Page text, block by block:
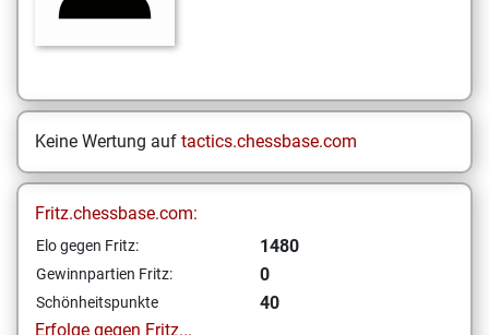
Keine Wertung auf tactics.chessbase.com
Fritz.chessbase.com:
Elo gegen Fritz: 1480
Gewinnpartien Fritz: 0
Schönheitspunkte
40
Erfolge gegen Fritz...